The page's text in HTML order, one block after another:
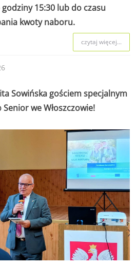
15:30 lub do czasu
kwoty naboru.
czytaj więcej...
Sowińska gościem specjalnym
we Włoszczowie!